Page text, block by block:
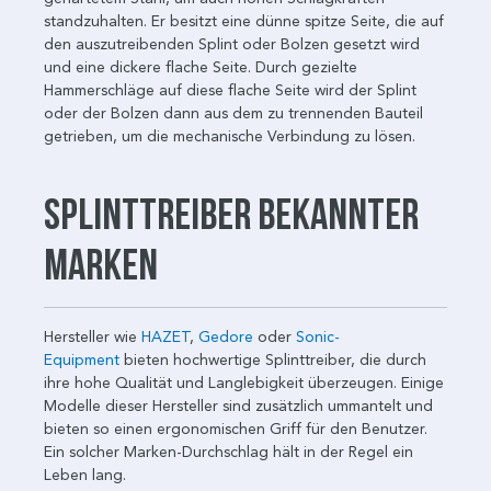
standzuhalten. Er besitzt eine dünne spitze Seite, die auf
den auszutreibenden Splint oder Bolzen gesetzt wird
und eine dickere flache Seite. Durch gezielte
Hammerschläge auf diese flache Seite wird der Splint
oder der Bolzen dann aus dem zu trennenden Bauteil
getrieben, um die mechanische Verbindung zu lösen.
Splinttreiber bekannter
Marken
Hersteller wie HAZET, Gedore oder Sonic-
Equipment bieten hochwertige Splinttreiber, die durch
ihre hohe Qualität und Langlebigkeit überzeugen. Einige
Modelle dieser Hersteller sind zusätzlich ummantelt und
bieten so einen ergonomischen Griff für den Benutzer.
Ein solcher Marken-Durchschlag hält in der Regel ein
Leben lang.